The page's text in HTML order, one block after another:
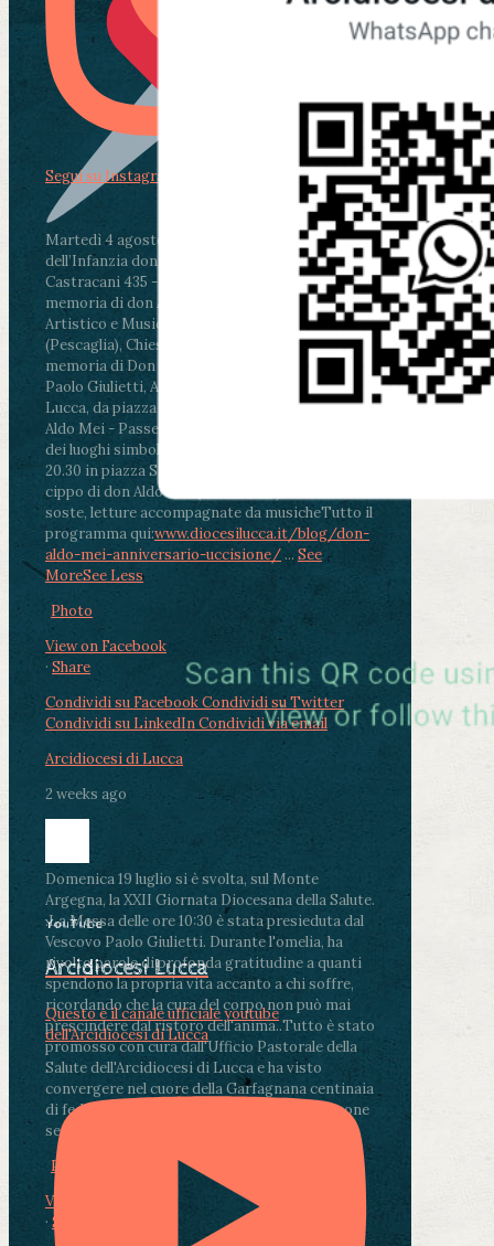
Martedì 4 agosto2026
ore 11:30 - Lucca, Scuola
dell’Infanzia don Aldo Mei - Viale Castruccio
Castracani 435 - Inaugurazione murales in
memoria di don Aldo Mei curato dal Liceo
Artistico e Musicale “Passaglia”
ore 18 - Fiano
(Pescaglia), Chiesa parrocchiale - Messa in
memoria di Don Aldo Mei celebrata da mons.
Paolo Giulietti, Arcivescovo di Lucca
ore 20.30 -
Lucca, da piazza San Michele al Cippo di don
Aldo Mei - Passeggiata della Memoria in alcuni
dei luoghi simbolo della città. Ritrovo alle ore
20.30 in piazza San Michele con conclusione al
cippo di don Aldo Mei (Porta Elisa). Durante le
soste, letture accompagnate da musicheTutto il
programma qui:www.diocesilucca.it/blog/don-
aldo-mei-anniversario-uccisione/ ... See
MoreSee Less
Photo
View on Facebook
· Share
Condividi su FacebookCondividi su Twitter
Condividi su LinkedInCondividi via email
Arcidiocesi di Lucca
2 weeks ago
Domenica 19 luglio si è svolta, sul Monte
Argegna, la XXII Giornata Diocesana della Salute.
.La Messa delle ore 10:30 è stata presieduta dal
Vescovo Paolo Giulietti. Durante l'omelia, ha
rivolto parole di profonda gratitudine a quanti
spendono la propria vita accanto a chi soffre,
ricordando che la cura del corpo non può mai
prescindere dal ristoro dell'anima..Tutto è stato
promosso con cura dall'Ufficio Pastorale della
Salute dell'Arcidiocesi di Lucca e ha visto
convergere nel cuore della Garfagnana centinaia
di fedeli, operatori sanitari, volontari e persone
segnate dalla malattia.
Photo
View on Facebook
· Share
Segui su Instagram
YouTube
Arcidiocesi Lucca
Questo è il canale ufficiale youtube
dell'Arcidiocesi di Lucca